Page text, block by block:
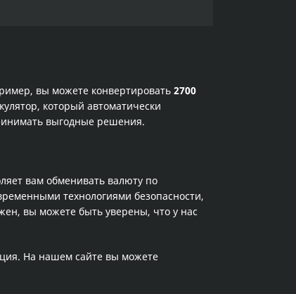
вы можете конвертировать 2700
который автоматически
выгодные решения.
вам обменивать валюту по
технологиями безопасности,
вы можете быть уверены, что у нас
На нашем сайте вы можете